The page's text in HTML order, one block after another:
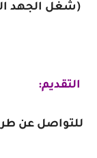
(شغل الجهد
التقديم:
للتواصل عن